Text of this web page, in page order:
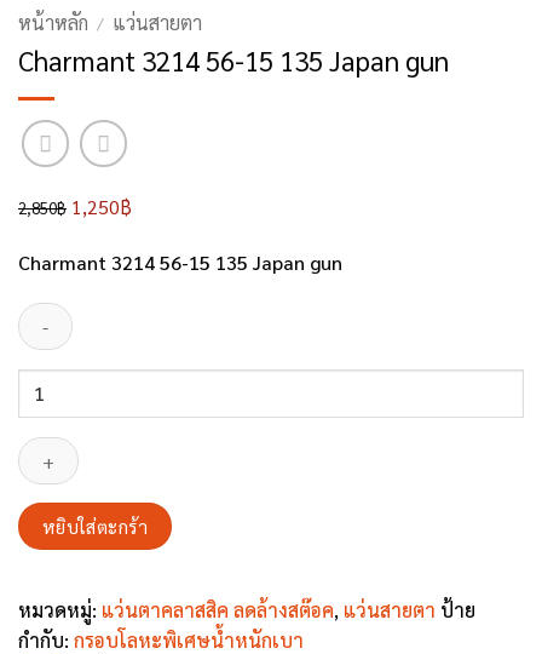
หน้าหลัก / แว่นสายตา
Charmant 3214 56-15 135 Japan gun
2,850฿ Original
was:
1,250฿
is:
Charmant 3214 56-15 135 Japan gun
จำนวน
Charmant
3214
56-
15
135
ชิ้น
หยิบใส่ตะกร้า
หมวดหมู่: แว่นตาคลาสสิค ลดล้างสต๊อค, แว่นสายตา ป้าย
กำกับ: กรอบโลหะพิเศษน้ำหนักเบา